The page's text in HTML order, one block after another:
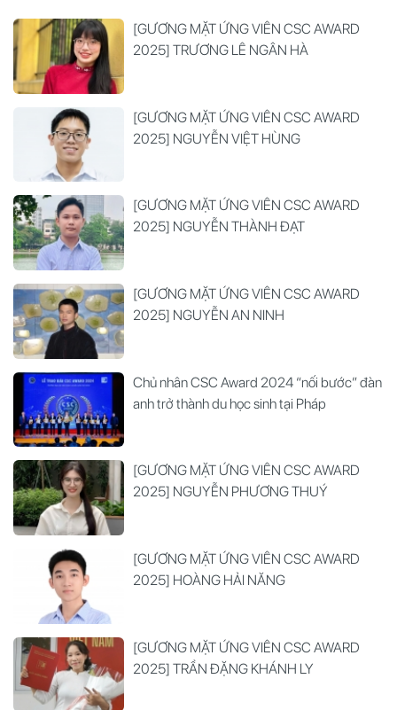
[GƯƠNG MẶT ỨNG VIÊN CSC AWARD
2025] TRƯƠNG LÊ NGÂN HÀ
[GƯƠNG MẶT ỨNG VIÊN CSC AWARD
2025] NGUYỄN VIỆT HÙNG
[GƯƠNG MẶT ỨNG VIÊN CSC AWARD
2025] NGUYỄN THÀNH ĐẠT
[GƯƠNG MẶT ỨNG VIÊN CSC AWARD
2025] NGUYỄN AN NINH
Chủ nhân CSC Award 2024 “nối bước” đàn
anh trở thành du học sinh tại Pháp
[GƯƠNG MẶT ỨNG VIÊN CSC AWARD
2025] NGUYỄN PHƯƠNG THUÝ
[GƯƠNG MẶT ỨNG VIÊN CSC AWARD
2025] HOÀNG HẢI NĂNG
[GƯƠNG MẶT ỨNG VIÊN CSC AWARD
2025] TRẦN ĐẶNG KHÁNH LY